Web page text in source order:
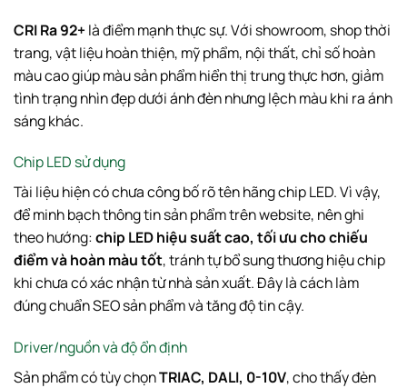
CRI Ra 92+là điểm mạnh thực sự. Với showroom, shop thời
trang, vật liệu hoàn thiện, mỹ phẩm, nội thất, chỉ số hoàn
màu cao giúp màu sản phẩm hiển thị trung thực hơn, giảm
tình trạng nhìn đẹp dưới ánh đèn nhưng lệch màu khi ra ánh
sáng khác.
Chip LED sử dụng
Tài liệu hiện có chưa công bố rõ tên hãng chip LED. Vì vậy,
để minh bạch thông tin sản phẩm trên website, nên ghi
theo hướng:chip LED hiệu suất cao, tối ưu cho chiếu
điểm và hoàn màu tốt, tránh tự bổ sung thương hiệu chip
khi chưa có xác nhận từ nhà sản xuất. Đây là cách làm
đúng chuẩn SEO sản phẩm và tăng độ tin cậy.
Driver/nguồn và độ ổn định
Sản phẩm có tùy chọnTRIAC, DALI, 0-10V, cho thấy đèn